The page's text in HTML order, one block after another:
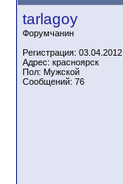
tarlagoy
Форумчанин
Регистрация: 03.04.2012
Адрес: красноярск
Пол: Мужской
Сообщений: 76